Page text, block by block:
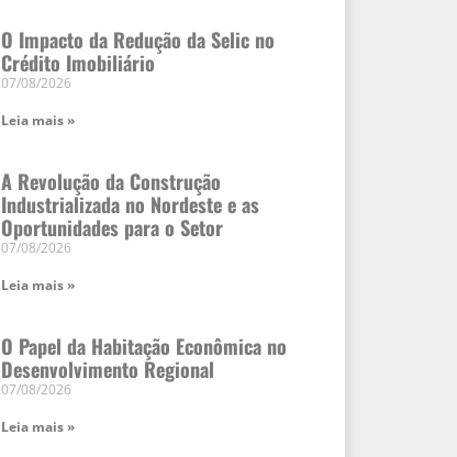
O Impacto da Redução da Selic no
Crédito Imobiliário
07/08/2026
Leia mais »
A Revolução da Construção
Industrializada no Nordeste e as
Oportunidades para o Setor
07/08/2026
Leia mais »
O Papel da Habitação Econômica no
Desenvolvimento Regional
07/08/2026
Leia mais »